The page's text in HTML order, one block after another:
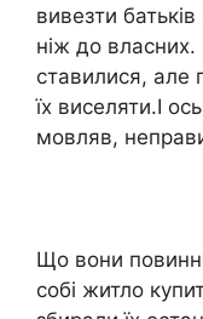
вивезти
ніж до
ставилися, але
їх виселяти.І
мовляв,
Що вони
собі житло